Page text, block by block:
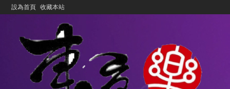
設為首頁 收藏本站